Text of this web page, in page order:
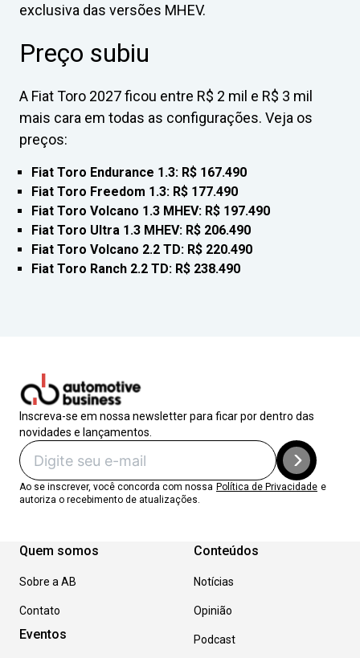
exclusiva das versões MHEV.
Preço subiu
A Fiat Toro 2027 ficou entre R$ 2 mil e R$ 3 mil
mais cara em todas as configurações. Veja os
preços:
Fiat Toro Endurance 1.3: R$ 167.490
Fiat Toro Freedom 1.3: R$ 177.490
Fiat Toro Volcano 1.3 MHEV: R$ 197.490
Fiat Toro Ultra 1.3 MHEV: R$ 206.490
Fiat Toro Volcano 2.2 TD: R$ 220.490
Fiat Toro Ranch 2.2 TD: R$ 238.490
Inscreva-se em nossa newsletter para ficar por dentro das
novidades e lançamentos.
Ao se inscrever, você concorda com nossa Política de Privacidade e
autoriza o recebimento de atualizações.
Quem somos
Sobre a AB
Contato
Eventos
Conteúdos
Notícias
Opinião
Podcast